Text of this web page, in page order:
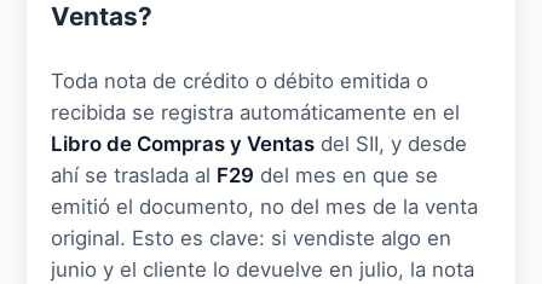
Ventas?
Toda nota de crédito o débito emitida o
recibida se registra automáticamente en el
Libro de Compras y Ventas del SII, y desde
ahí se traslada al F29 del mes en que se
emitió el documento, no del mes de la venta
original. Esto es clave: si vendiste algo en
junio y el cliente lo devuelve en julio, la nota